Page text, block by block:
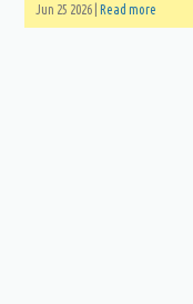
Jun 25 2026 | Read more